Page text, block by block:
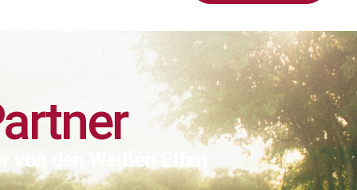
den Weißen Elfen